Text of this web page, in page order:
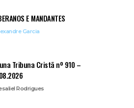
E MANDANTES
Garcia
Tribuna Cristã nº 910 –
Rodrigues